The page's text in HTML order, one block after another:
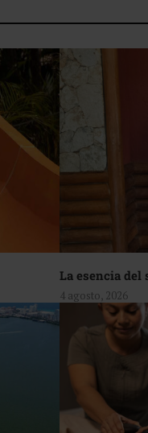
La esencia del
4 agosto, 2026